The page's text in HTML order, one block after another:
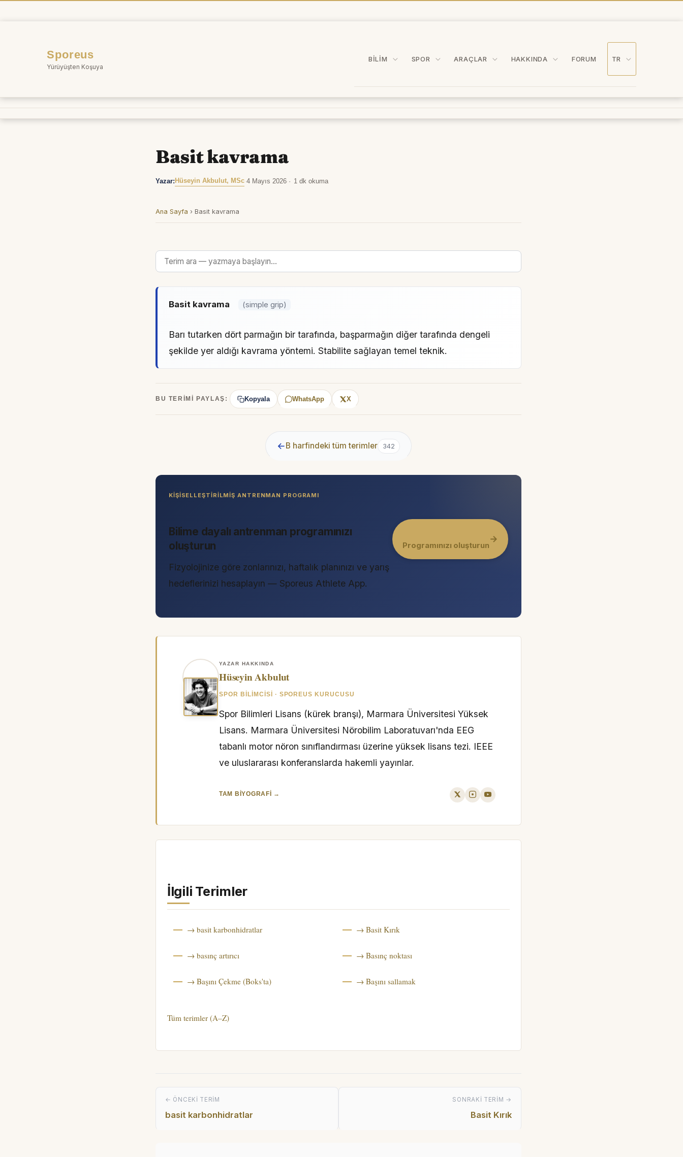
Sporeus
Yürüyüşten Koşuya
BILIM SPOR ARAÇLAR HAKKINDA FORUM TR
Basit kavrama
Yazar: Hüseyin Akbulut, MSc 4 Mayıs 2026 1 dk okuma
Ana Sayfa › Basit kavrama
Basit kavrama (simple grip)
Barı tutarken dört parmağın bir tarafında, başparmağın diğer tarafında dengeli
şekilde yer aldığı kavrama yöntemi. Stabilite sağlayan temel teknik.
BU TERIMI PAYLAŞ: Kopyala WhatsApp X
← B harfindeki tüm terimler 342
KIŞISELLEŞTIRILMIŞ ANTRENMAN PROGRAMI
Bilime dayalı antrenman programınızı
oluşturun
Fizyolojinize göre zonlarınızı, haftalık planınızı ve yarış
hedeflerinizi hesaplayın — Sporeus Athlete App.
Programınızı oluşturun
→
YAZAR HAKKINDA
Hüseyin Akbulut
SPOR BILIMCISI · SPOREUS KURUCUSU
Spor Bilimleri Lisans (kürek branşı), Marmara Üniversitesi Yüksek
Lisans. Marmara Üniversitesi Nörobilim Laboratuvarı'nda EEG
tabanlı motor nöron sınıflandırması üzerine yüksek lisans tezi. IEEE
ve uluslararası konferanslarda hakemli yayınlar.
TAM BIYOGRAFI →
İlgili Terimler
→ basit karbonhidratlar → Basit Kırık
→ basınç artırıcı → Basınç noktası
→ Başını Çekme (Boks'ta) → Başını sallamak
Tüm terimler (A–Z)
← ÖNCEKI TERIM
basit karbonhidratlar
SONRAKI TERIM →
Basit Kırık